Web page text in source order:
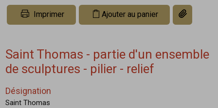
Imprimer Ajouter au panier Copier le
Saint Thomas - partie d'un ensemble
de sculptures - pilier - relief
Désignation
Saint Thomas